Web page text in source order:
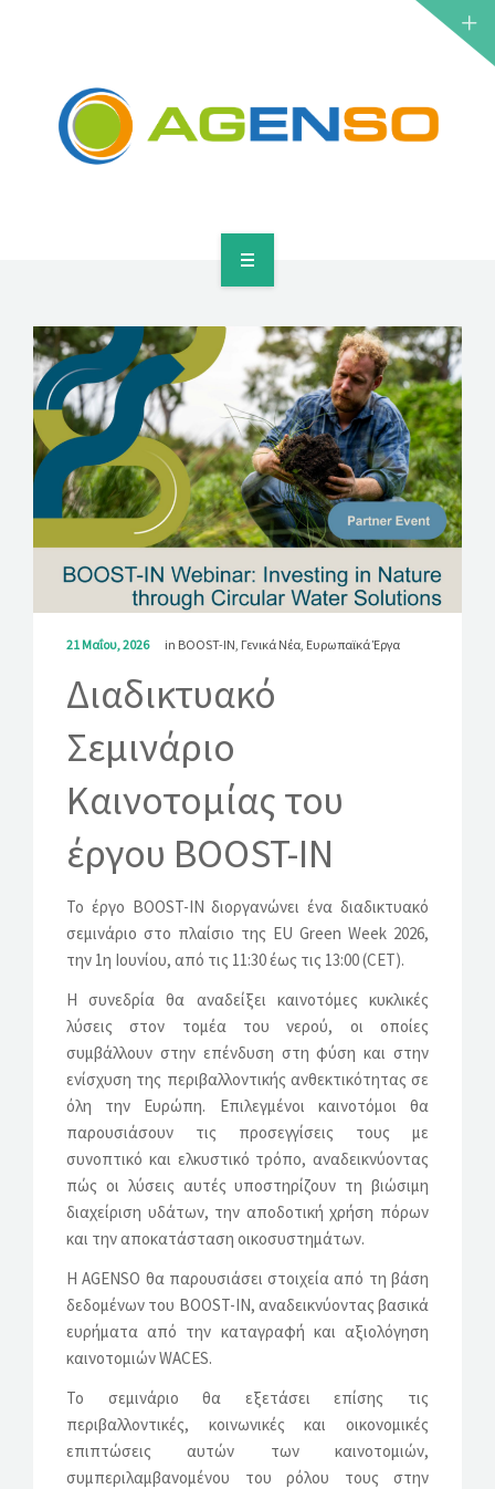
ΛΎΣΕΙΣ
ΣΧΕΤΙΚΆ
ΕΡΕΥΝΗΤΙΚΆ ΈΡΓΑ
ΠΡΟΪΌΝΤΑ
ΛΎΣΕΙΣ
ΕΠΙΚΟΙΝΩΝΊΑ
21 Μαΐου, 2026 in BOOST-IN Γενικά Νέα Ευρωπαϊκά Έργα
Διαδικτυακό
Σεμινάριο
Καινοτομίας του
έργου BOOST-IN
Το έργο BOOST-IN διοργανώνει ένα διαδικτυακό
σεμινάριο στο πλαίσιο της EU Green Week 2026,
την 1η Ιουνίου, από τις 11:30 έως τις 13:00 (CET).
Η συνεδρία θα αναδείξει καινοτόμες κυκλικές
λύσεις στον τομέα του νερού, οι οποίες
συμβάλλουν στην επένδυση στη φύση και στην
ενίσχυση της περιβαλλοντικής ανθεκτικότητας σε
όλη την Ευρώπη. Επιλεγμένοι καινοτόμοι θα
παρουσιάσουν τις προσεγγίσεις τους με
συνοπτικό και ελκυστικό τρόπο, αναδεικνύοντας
πώς οι λύσεις αυτές υποστηρίζουν τη βιώσιμη
διαχείριση υδάτων, την αποδοτική χρήση πόρων
και την αποκατάσταση οικοσυστημάτων.
Η AGENSO θα παρουσιάσει στοιχεία από τη βάση
δεδομένων του BOOST-IN, αναδεικνύοντας βασικά
ευρήματα από την καταγραφή και αξιολόγηση
καινοτομιών WACES.
Το σεμινάριο θα εξετάσει επίσης τις
περιβαλλοντικές, κοινωνικές και οικονομικές
επιπτώσεις αυτών των καινοτομιών,
συμπεριλαμβανομένου του ρόλου τους στην